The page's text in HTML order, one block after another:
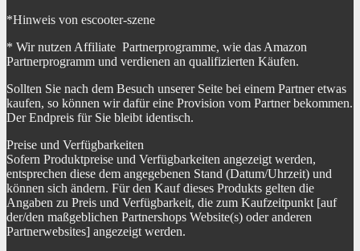
*Hinweis von escooter-szene
* Wir nutzen Affiliate Partnerprogramme, wie das Amazon
Partnerprogramm und verdienen an qualifizierten Käufen.
Sollten Sie nach dem Besuch unserer Seite bei einem Partner etwas
kaufen, so können wir dafür eine Provision vom Partner bekommen.
Der Endpreis für Sie bleibt identisch.
Preise und Verfügbarkeiten
Sofern Produktpreise und Verfügbarkeiten angezeigt werden,
entsprechen diese dem angegebenen Stand (Datum/Uhrzeit) und
können sich ändern. Für den Kauf dieses Produkts gelten die
Angaben zu Preis und Verfügbarkeit, die zum Kaufzeitpunkt [auf
der/den maßgeblichen Partnershops Website(s) oder anderen
Partnerwebsites] angezeigt werden.